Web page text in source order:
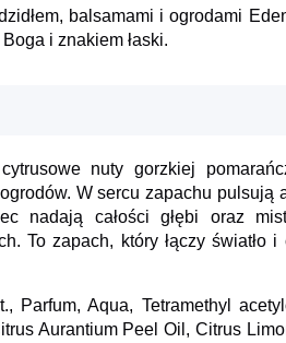
balsamami i ogrodami
i znakiem łaski.
nuty gorzkiej
W sercu zapachu pulsują
nadają całości głębi oraz
To zapach, który łączy światło
Parfum, Aqua, Tetramethyl
Aurantium Peel Oil, Citrus